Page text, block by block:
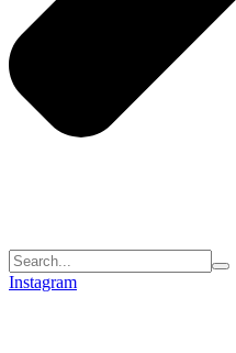
Instagram